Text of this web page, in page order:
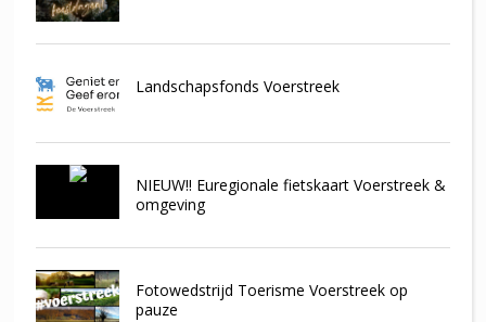
Landschapsfonds Voerstreek
NIEUW!! Euregionale fietskaart Voerstreek &
omgeving
Fotowedstrijd Toerisme Voerstreek op
pauze